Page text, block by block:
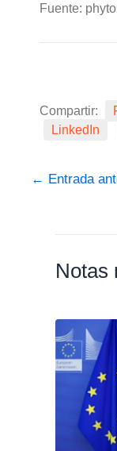
Fuente:
Compartir:
LinkedIn
← Entrada
Notas